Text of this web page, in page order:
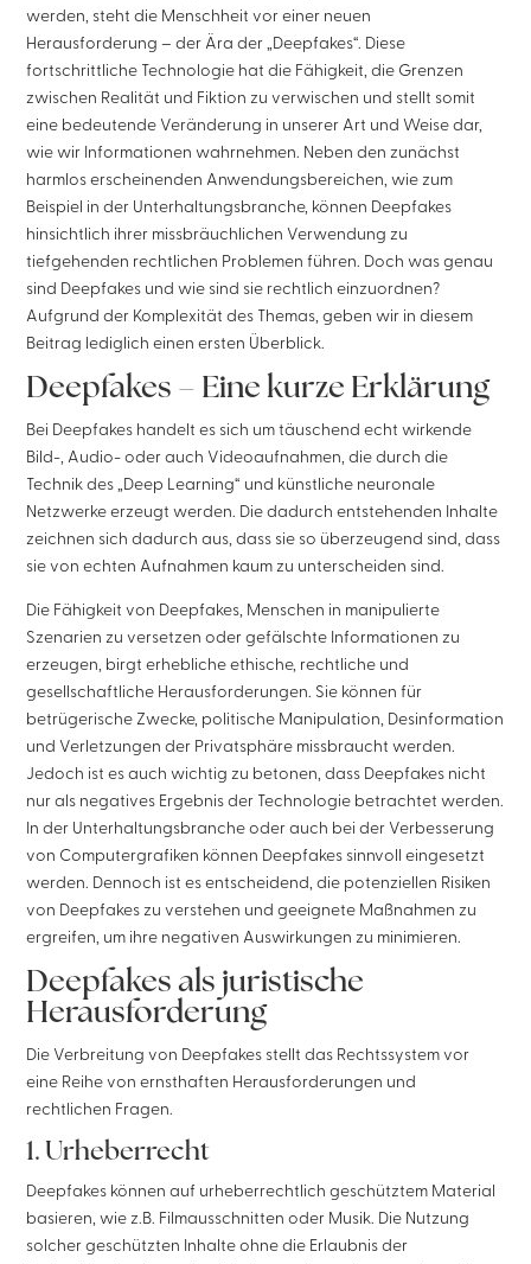
werden, steht die Menschheit vor einer neuen
Herausforderung – der Ära der „Deepfakes“. Diese
fortschrittliche Technologie hat die Fähigkeit, die Grenzen
zwischen Realität und Fiktion zu verwischen und stellt somit
eine bedeutende Veränderung in unserer Art und Weise dar,
wie wir Informationen wahrnehmen. Neben den zunächst
harmlos erscheinenden Anwendungsbereichen, wie zum
Beispiel in der Unterhaltungsbranche, können Deepfakes
hinsichtlich ihrer missbräuchlichen Verwendung zu
tiefgehenden rechtlichen Problemen führen. Doch was genau
sind Deepfakes und wie sind sie rechtlich einzuordnen?
Aufgrund der Komplexität des Themas, geben wir in diesem
Beitrag lediglich einen ersten Überblick.
Deepfakes – Eine kurze Erklärung
Bei Deepfakes handelt es sich um täuschend echt wirkende
Bild-, Audio- oder auch Videoaufnahmen, die durch die
Technik des „Deep Learning“ und künstliche neuronale
Netzwerke erzeugt werden. Die dadurch entstehenden Inhalte
zeichnen sich dadurch aus, dass sie so überzeugend sind, dass
sie von echten Aufnahmen kaum zu unterscheiden sind.
Die Fähigkeit von Deepfakes, Menschen in manipulierte
Szenarien zu versetzen oder gefälschte Informationen zu
erzeugen, birgt erhebliche ethische, rechtliche und
gesellschaftliche Herausforderungen. Sie können für
betrügerische Zwecke, politische Manipulation, Desinformation
und Verletzungen der Privatsphäre missbraucht werden.
Jedoch ist es auch wichtig zu betonen, dass Deepfakes nicht
nur als negatives Ergebnis der Technologie betrachtet werden.
In der Unterhaltungsbranche oder auch bei der Verbesserung
von Computergrafiken können Deepfakes sinnvoll eingesetzt
werden. Dennoch ist es entscheidend, die potenziellen Risiken
von Deepfakes zu verstehen und geeignete Maßnahmen zu
ergreifen, um ihre negativen Auswirkungen zu minimieren.
Deepfakes als juristische
Herausforderung
Die Verbreitung von Deepfakes stellt das Rechtssystem vor
eine Reihe von ernsthaften Herausforderungen und
rechtlichen Fragen.
1. Urheberrecht
Deepfakes können auf urheberrechtlich geschütztem Material
basieren, wie z.B. Filmausschnitten oder Musik. Die Nutzung
solcher geschützten Inhalte ohne die Erlaubnis der